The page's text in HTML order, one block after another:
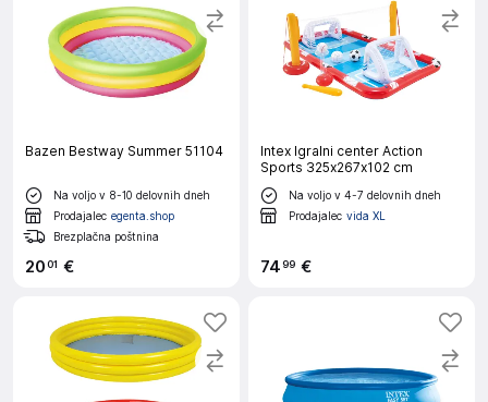
Bazen Bestway Summer 51104
Na voljo v 8-10 delovnih dneh
Prodajalec egenta.shop
Brezplačna poštnina
2001 €
Intex Igralni center Action
Sports 325x267x102 cm
Na voljo v 4-7 delovnih dneh
Prodajalec vida XL
7499 €